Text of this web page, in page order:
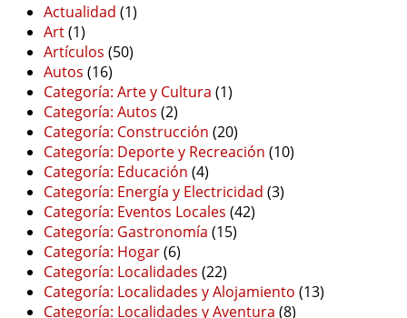
Actualidad (1)
Art(1)
Artículos (50)
Autos (16)
Categoría: Arte y Cultura (1)
Categoría: Autos (2)
Categoría: Construcción (20)
Categoría: Deporte y Recreación (10)
Categoría: Educación (4)
Categoría: Energía y Electricidad (3)
Categoría: Eventos Locales (42)
Categoría: Gastronomía (15)
Categoría: Hogar(6)
Categoría: Localidades (22)
Categoría: Localidades y Alojamiento (13)
Categoría: Localidades y Aventura (8)